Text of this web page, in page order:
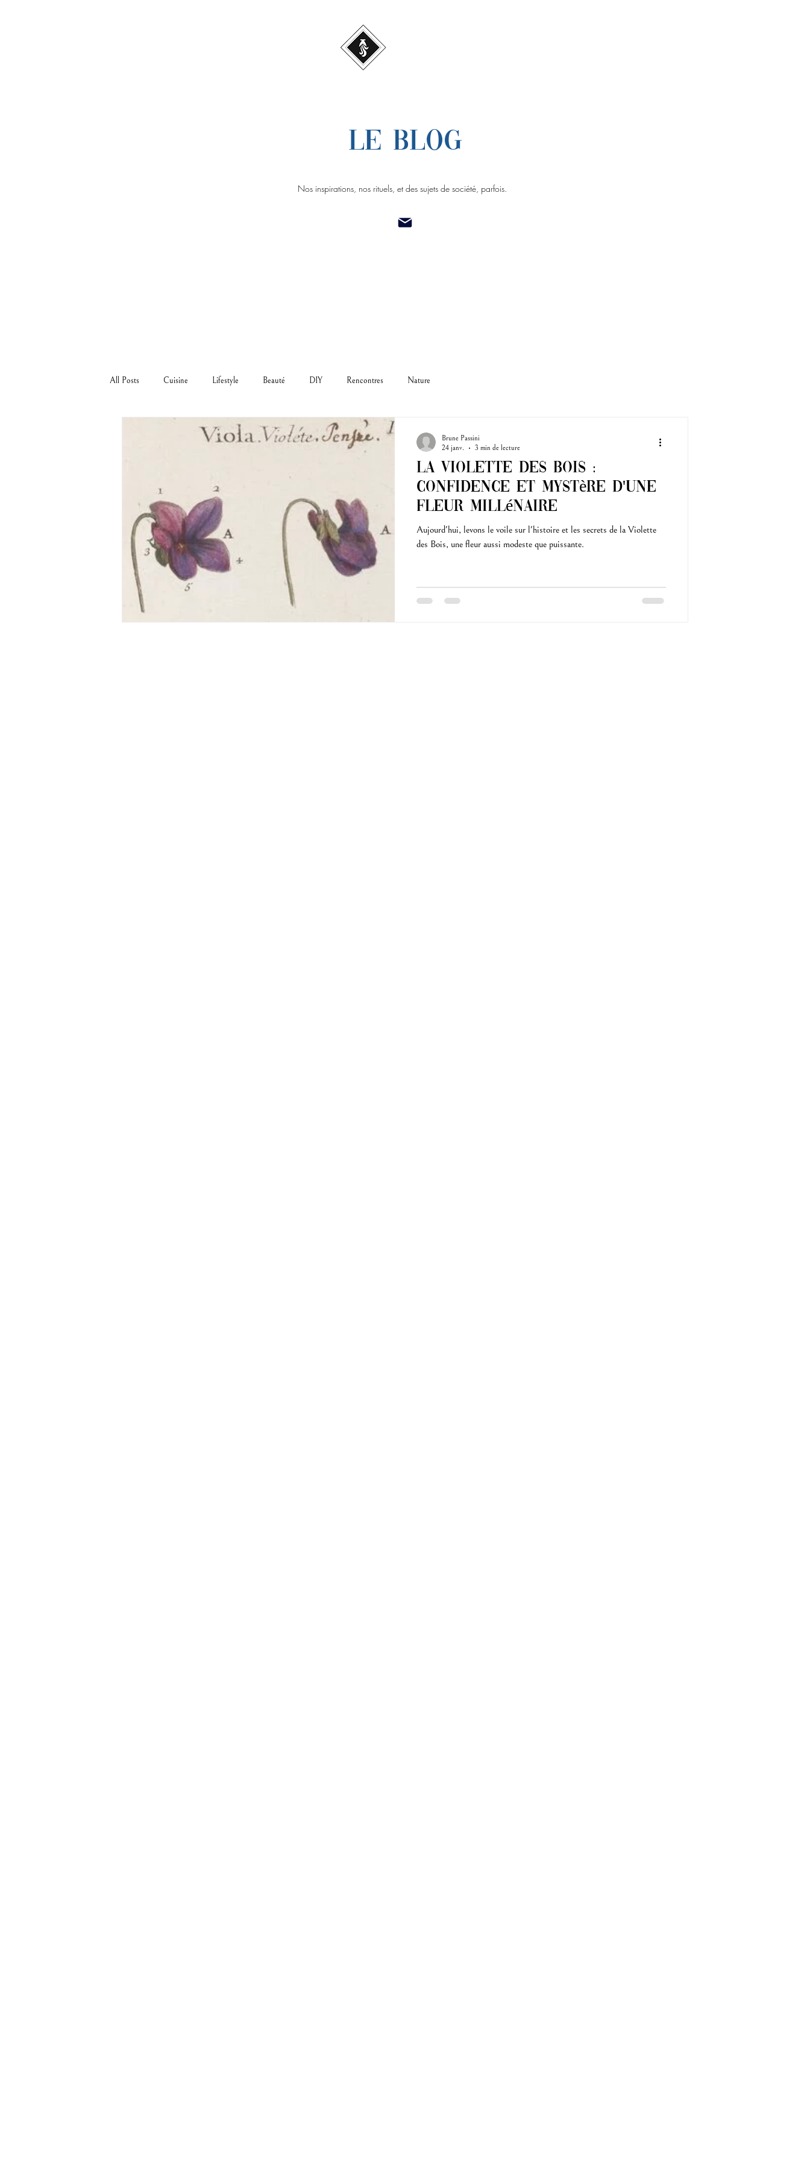
Le blog
Nos inspirations, nos rituels, et des sujets de société, parfois.
All Posts Cuisine Lifestyle Beauté DIY Rencontres Nature
La Violette des Bois :
Confidence et Mystère d'une
Fleur Millénaire
Aujourd'hui, levons le voile sur l'histoire et les secrets de la Violette
des Bois, une fleur aussi modeste que puissante.
Brune Passini
24 janv.
3 min de lecture